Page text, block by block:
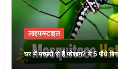
लाइफस्टाइल
घर में मच्छरों से हैं परेशान? ये 5 पौधे